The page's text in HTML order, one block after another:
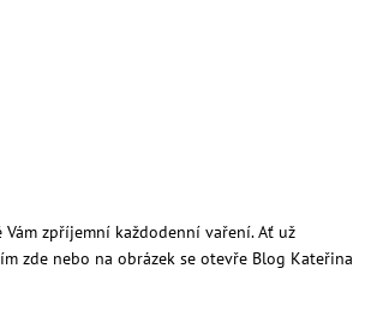
zpříjemní každodenní vaření. Ať už
nebo na obrázek se otevře Blog Kateřina